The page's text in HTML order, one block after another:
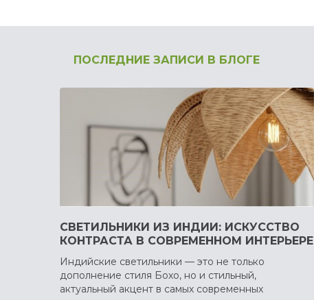
ПОСЛЕДНИЕ ЗАПИСИ В БЛОГЕ
СВЕТИЛЬНИКИ ИЗ ИНДИИ: ИСКУССТВО
КОНТРАСТА В СОВРЕМЕННОМ ИНТЕРЬЕРЕ
Индийские светильники — это не только
дополнение стиля Бохо, но и стильный,
актуальный акцент в самых современных